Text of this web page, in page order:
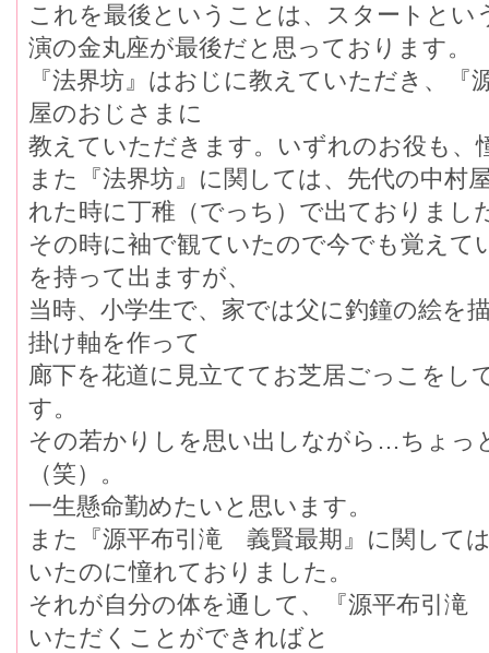
これを最後ということは、スタートとい
演の金丸座が最後だと思っております。
『法界坊』はおじに教えていただき、
屋のおじさまに
教えていただきます。いずれのお役も、
また『法界坊』に関しては、先代の中村
れた時に丁稚（でっち）で出ておりまし
その時に袖で観ていたので今でも覚えて
を持って出ますが、
当時、小学生で、家では父に釣鐘の絵を
掛け軸を作って
廊下を花道に見立ててお芝居ごっこをし
す。
その若かりしを思い出しながら…ちょっ
（笑）。
一生懸命勤めたいと思います。
また『源平布引滝 義賢最期』に関して
いたのに憧れておりました。
それが自分の体を通して、『源平布引
いただくことができればと